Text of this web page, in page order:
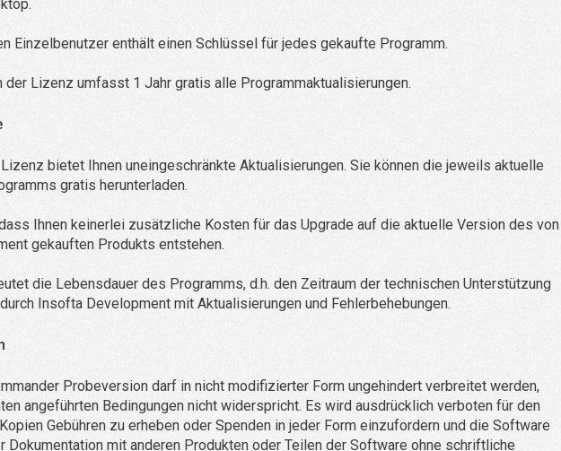
Einzelbenutzer enthält einen Schlüssel für jedes gekaufte Programm.
der Lizenz umfasst 1 Jahr gratis alle Programmaktualisierungen.
bietet Ihnen uneingeschränkte Aktualisierungen. Sie können die jeweils aktuelle
gratis herunterladen.
Ihnen keinerlei zusätzliche Kosten für das Upgrade auf die aktuelle Version des von
gekauften Produkts entstehen.
die Lebensdauer des Programms, d.h. den Zeitraum der technischen Unterstützung
Insofta Development mit Aktualisierungen und Fehlerbehebungen.
Probeversion darf in nicht modifizierter Form ungehindert verbreitet werden,
angeführten Bedingungen nicht widerspricht. Es wird ausdrücklich verboten für den
Gebühren zu erheben oder Spenden in jeder Form einzufordern und die Software
Dokumentation mit anderen Produkten oder Teilen der Software ohne schriftliche